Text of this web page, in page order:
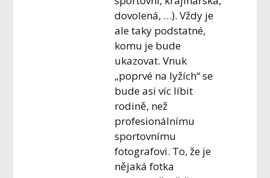
dovolená, …). Vždy je
ale taky podstatné,
komu je bude
ukazovat. Vnuk
„poprvé na lyžích“ se
bude asi víc líbit
rodině, než
profesionálnímu
sportovnímu
fotografovi. To, že je
nějaká fotka